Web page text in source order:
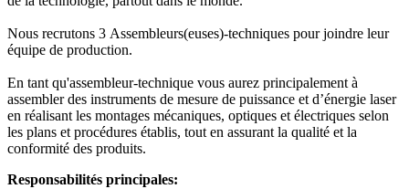
Nous recrutons 3 Assembleurs(euses)-techniques pour joindre leur
équipe de production.
En tant qu'assembleur-technique vous aurez principalement à
assembler des instruments de mesure de puissance et d’énergie laser
en réalisant les montages mécaniques, optiques et électriques selon
les plans et procédures établis, tout en assurant la qualité et la
conformité des produits.
Responsabilités principales: